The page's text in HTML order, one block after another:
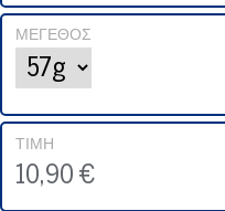
ΜΈΓΕΘΟΣ
ΤΙΜΉ
10,90 €